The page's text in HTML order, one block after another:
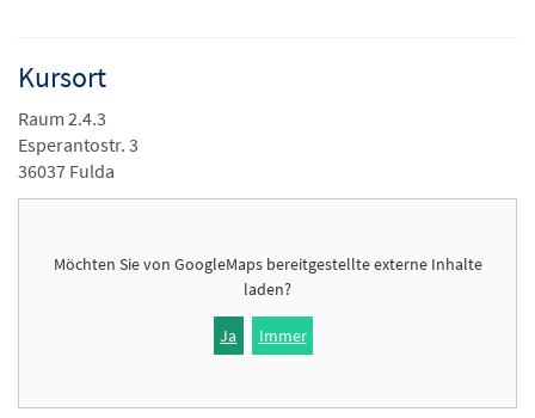
Kursort
Raum 2.4.3
Esperantostr. 3
36037 Fulda
Möchten Sie von GoogleMapsbereitgestellte externe Inhalte
laden?
Ja Immer